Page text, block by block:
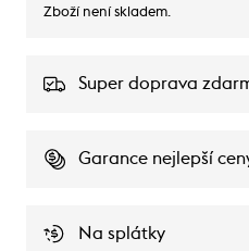
Zboží není skladem.
Super doprava
Garance nejlepší
Na splátky